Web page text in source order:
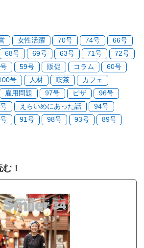
女性活躍 70号 74号
66号
68号 69号 63号 71号
72号
59号 販促 コラム
60号
号 人材 喫茶
カフェ
雇用問題 97号 ピザ
96号
えらいめにあった話
94号
91号 98号 93号
89号
！